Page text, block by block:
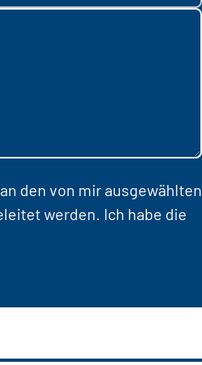
den von mir ausgewählten
werden. Ich habe die